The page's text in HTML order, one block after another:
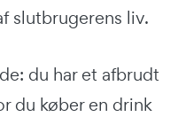
slutbrugerens liv.
du har et afbrudt
du køber en drink